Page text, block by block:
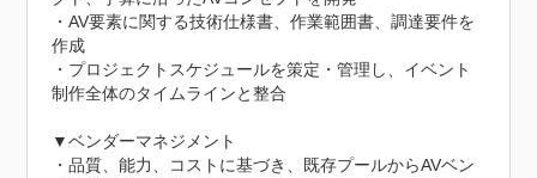
・AV要素に関する技術仕様書、作業範囲書、調達要件を
作成
・プロジェクトスケジュールを策定・管理し、イベント
制作全体のタイムラインと整合
▼ベンダーマネジメント
・品質、能力、コストに基づき、既存プールからAVベン